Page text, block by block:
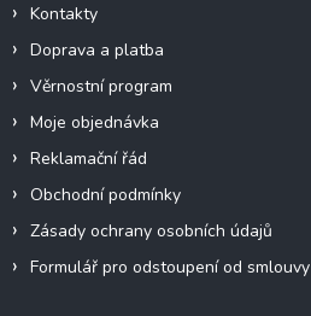
Kontakty
Doprava a platba
Věrnostní program
Moje objednávka
Reklamační řád
Obchodní podmínky
Zásady ochrany osobních údajů
Formulář pro odstoupení od smlouvy